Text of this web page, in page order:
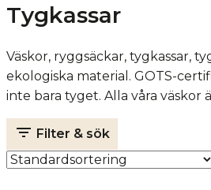
Tygkassar
Väskor, ryggsäckar, tygkassar,
ekologiska material. GOTS-
inte bara tyget. Alla våra väskor
Filter & sök